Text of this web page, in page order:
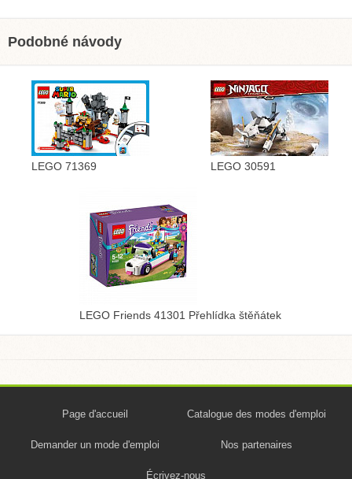
Podobné návody
LEGO 71369 LEGO 30591
LEGO Friends 41301 Přehlídka štěňátek
Page d'accueil Catalogue des modes d'emploi
Demander un mode d'emploi Nos partenaires
Écrivez-nous